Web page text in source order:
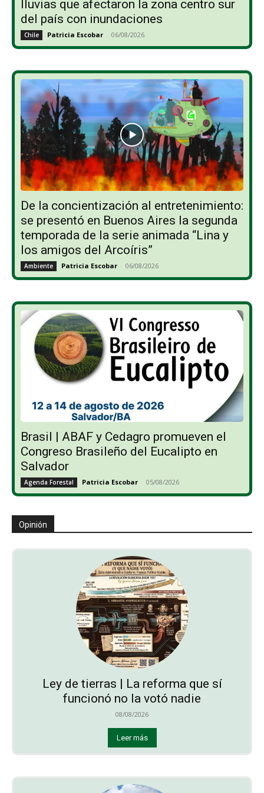
lluvias que afectaron la zona centro sur
del país con inundaciones
Chile Patricia Escobar - 06/08/2026
De la concientización al entretenimiento:
se presentó en Buenos Aires la segunda
temporada de la serie animada “Lina y
los amigos del Arcoíris”
Ambiente Patricia Escobar - 06/08/2026
Brasil | ABAF y Cedagro promueven el
Congreso Brasileño del Eucalipto en
Salvador
Agenda Forestal Patricia Escobar - 05/08/2026
Opinión
Ley de tierras | La reforma que sí
funcionó no la votó nadie
08/08/2026
Leer más